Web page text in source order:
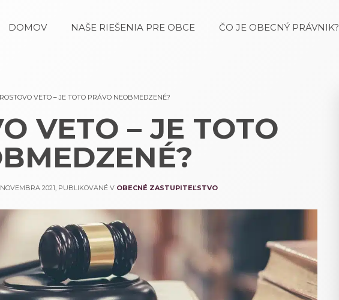
DOMOV NAŠE RIEŠENIA PRE OBCE ČO JE OBECNÝ PRÁVNIK?
VETO – JE TOTO PRÁVO NEOBMEDZENÉ?
VETO – JE TOTO
2021, PUBLIKOVANÉ V OBECNÉ ZASTUPITEĽSTVO